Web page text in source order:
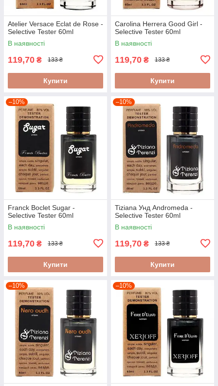
Atelier Versace Eclat de Rose -
Selective Tester 60ml
В наявності
119,70 ₴ 133 ₴
Купити
Carolina Herrera Good Girl -
Selective Tester 60ml
В наявності
119,70 ₴ 133 ₴
Купити
–10%
Franck Boclet Sugar -
Selective Tester 60ml
В наявності
119,70 ₴ 133 ₴
Купити
–10%
Tiziana Унд Andromeda -
Selective Tester 60ml
В наявності
119,70 ₴ 133 ₴
Купити
–10% –10%